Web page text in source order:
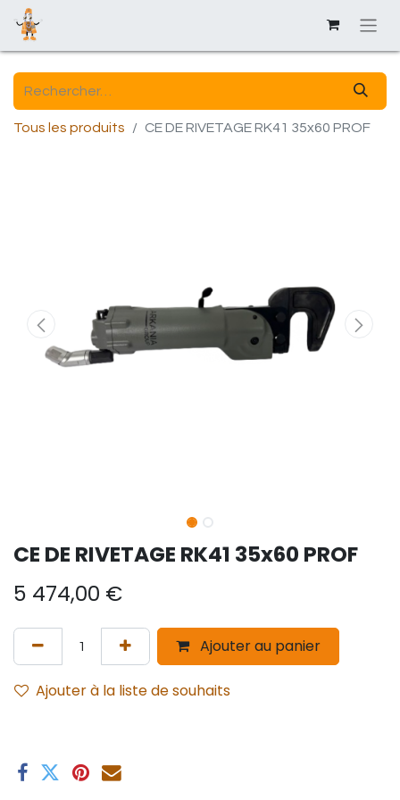
Tous les produits CE DE RIVETAGE RK41 35x60 PROF
CE DE RIVETAGE RK41 35x60 PROF
5 474,00 €
Ajouter au panier
Ajouter à la liste de souhaits